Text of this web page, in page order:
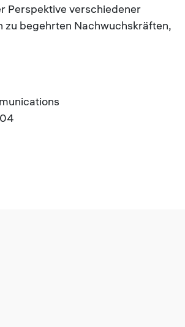
Perspektive verschiedener
zu begehrten Nachwuchskräften,